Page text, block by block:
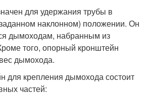
для удержания трубы в
наклонном) положении. Он
дымоходам, набранным из
того, опорный кронштейн
дымохода.
для крепления дымохода состоит
частей: